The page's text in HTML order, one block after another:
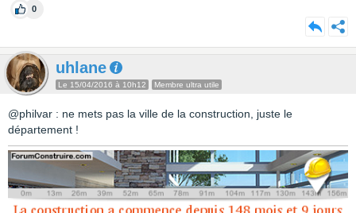
0
uhlane
Le 15/04/2016 à 10h12 Membre ultra utile
@philvar : ne mets pas la ville de la construction, juste le
département !